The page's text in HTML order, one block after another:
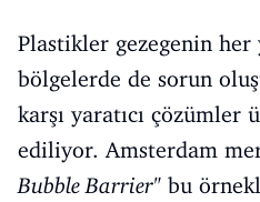
Plastikler gezegenin her
bölgelerde de sorun
karşı yaratıcı çözümler
ediliyor. Amsterdam
Bubble Barrier" bu